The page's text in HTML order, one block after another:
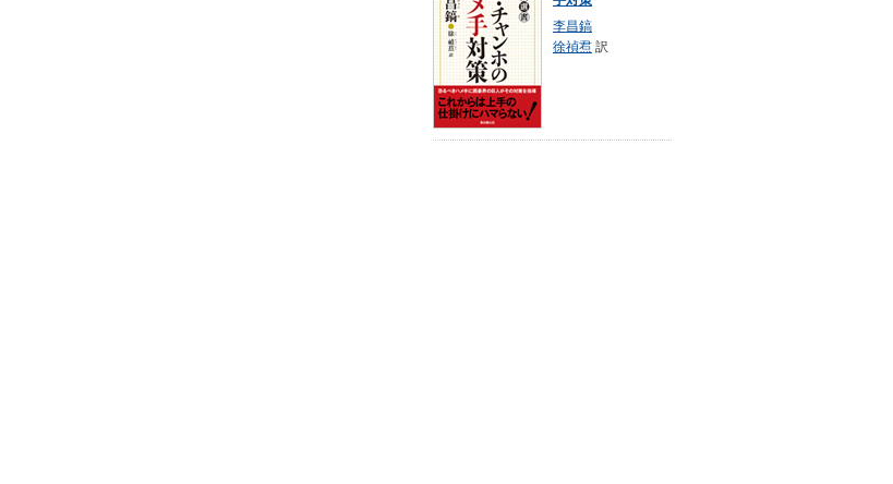
李昌鎬
徐禎焄 訳